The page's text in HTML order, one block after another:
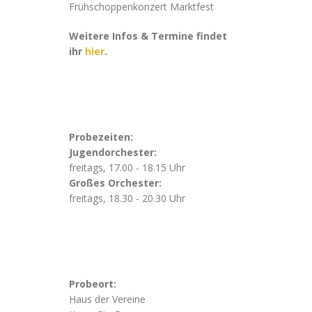
Frühschoppenkonzert Marktfest
Weitere Infos & Termine findet
ihr hier.
Probezeiten:
Jugendorchester:
freitags, 17.00 - 18.15 Uhr
Großes Orchester:
freitags, 18.30 - 20.30 Uhr
Probeort:
Haus der Vereine